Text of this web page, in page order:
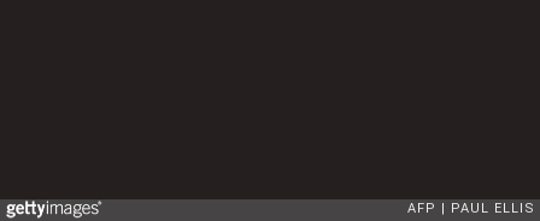
AFP PAUL ELLIS